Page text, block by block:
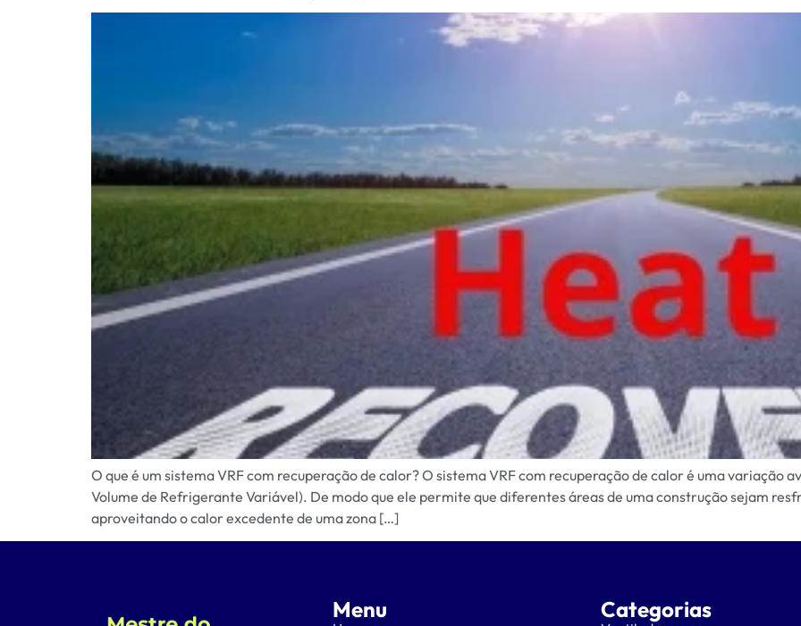
O que é um sistema VRF com recuperação de calor? O sistema VRF com recuperação de calor é uma variação
Volume de Refrigerante Variável). De modo que ele permite que diferentes áreas de uma construção sejam
aproveitando o calor excedente de uma zona […]
Menu Categorias